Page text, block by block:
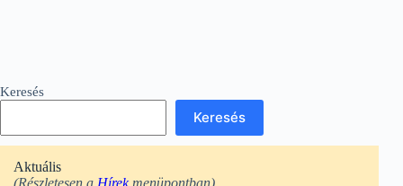
Keresés
Keresés
Aktuális
(Részletesen a Hírekmenüpontban)